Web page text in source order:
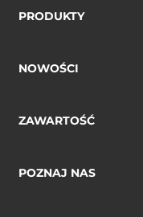
PRODUKTY
NOWOŚCI
ZAWARTOŚĆ
POZNAJ NAS